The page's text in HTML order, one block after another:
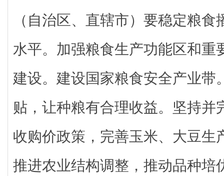
（自治区、直辖市）要稳定粮
水平。加强粮食生产功能区和重
建设。建设国家粮食安全产业带
贴，让种粮有合理收益。坚持并
收购价政策，完善玉米、大豆生
推进农业结构调整，推动品种培